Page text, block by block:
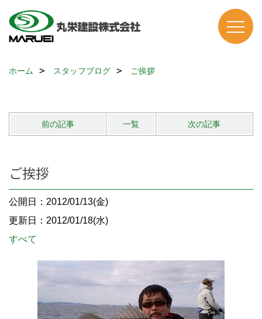
ホーム スタッフブログ ご挨拶
前の記事 一覧 次の記事
ご挨拶
公開日：2012/01/13(金)
更新日：2012/01/18(水)
すべて